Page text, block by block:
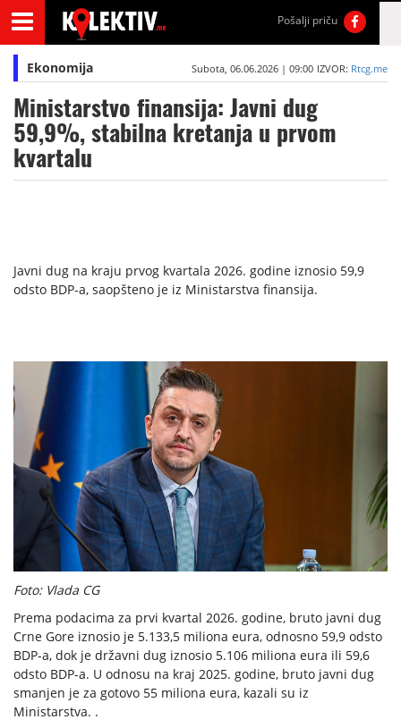
Pošalji priču
Ekonomija Subota, 06.06.2026 | 09:00 IZVOR: Rtcg.me
Ministarstvo finansija: Javni dug
59,9%, stabilna kretanja u prvom
kvartalu
Javni dug na kraju prvog kvartala 2026. godine iznosio 59,9
odsto BDP-a, saopšteno je iz Ministarstva finansija.
Foto: Vlada CG
Prema podacima za prvi kvartal 2026. godine, bruto javni dug
Crne Gore iznosio je 5.133,5 miliona eura, odnosno 59,9 odsto
BDP-a, dok je državni dug iznosio 5.106 miliona eura ili 59,6
odsto BDP-a. U odnosu na kraj 2025. godine, bruto javni dug
smanjen je za gotovo 55 miliona eura, kazali su iz
Ministarstva. .